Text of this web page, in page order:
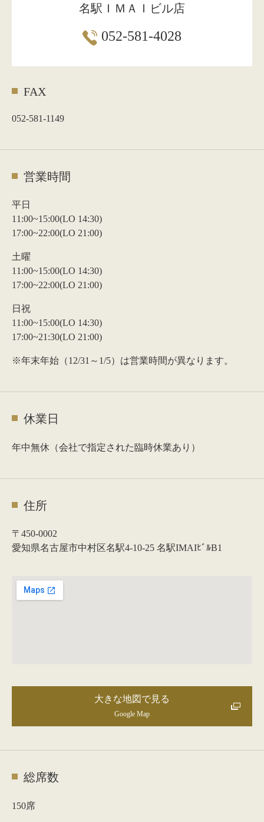
名駅ＩＭＡＩビル店
052-581-4028
FAX
052-581-1149
営業時間
平日
11:00~15:00(LO 14:30)
17:00~22:00(LO 21:00)
土曜
11:00~15:00(LO 14:30)
17:00~22:00(LO 21:00)
日祝
11:00~15:00(LO 14:30)
17:00~21:30(LO 21:00)
※年末年始（12/31～1/5）は営業時間が異なります。
休業日
年中無休（会社で指定された臨時休業あり）
住所
〒450-0002
愛知県名古屋市中村区名駅4-10-25 名駅IMAIﾋﾞﾙB1
大きな地図で見る
Google Map
総席数
150席